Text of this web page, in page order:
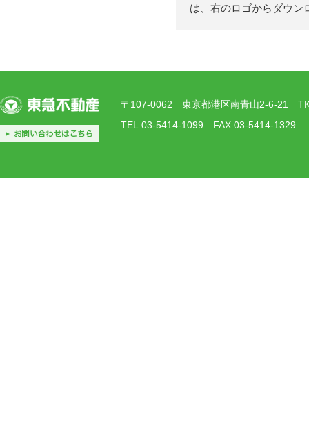
は、右のロゴからダウン
〒107-0062 東京都港区南青山2-6-21
TEL.03-5414-1099 FAX.03-5414-1329